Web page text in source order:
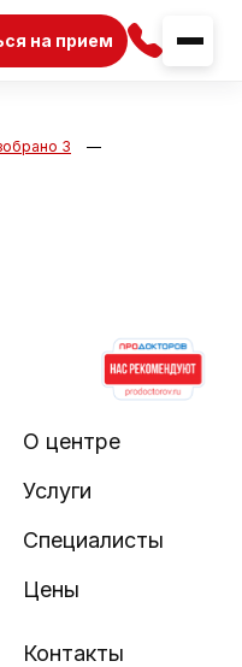
на прием
3
О центре
Услуги
Специалисты
Цены
Контакты